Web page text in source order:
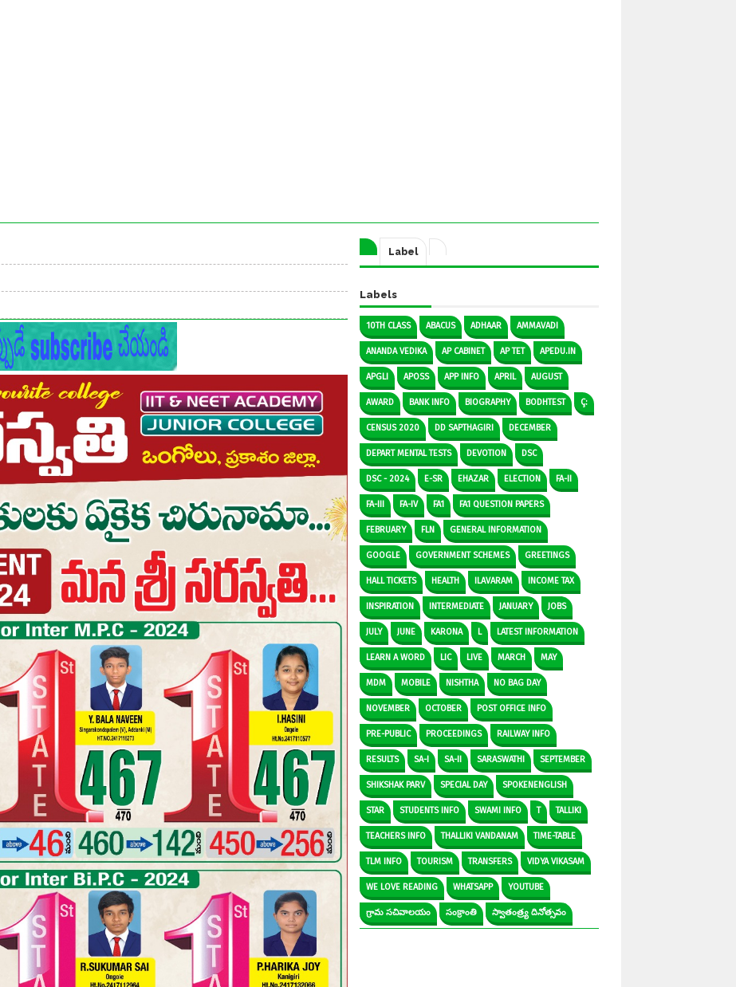
Label
Labels
10TH CLASS ABACUS ADHAAR AMMAVADI
ANANDA VEDIKA AP CABINET AP TET APEDU.IN
APGLI APOSS APP INFO APRIL AUGUST
AWARD BANK INFO BIOGRAPHY BODHTEST Ç:
CENSUS 2020 DD SAPTHAGIRI DECEMBER
DEPART MENTAL TESTS DEVOTION DSC
DSC - 2024 E-SR EHAZAR ELECTION FA-II
FA-III FA-IV FA1 FA1 QUESTION PAPERS
FEBRUARY FLN GENERAL INFORMATION
GOOGLE GOVERNMENT SCHEMES GREETINGS
HALL TICKETS HEALTH ILAVARAM INCOME TAX
INSPIRATION INTERMEDIATE JANUARY JOBS
JULY JUNE KARONA L LATEST INFORMATION
LEARN A WORD LIC LIVE MARCH MAY
MDM MOBILE NISHTHA NO BAG DAY
NOVEMBER OCTOBER POST OFFICE INFO
PRE-PUBLIC PROCEEDINGS RAILWAY INFO
RESULTS SA-I SA-II SARASWATHI SEPTEMBER
SHIKSHAK PARV SPECIAL DAY SPOKENENGLISH
STAR STUDENTS INFO SWAMI INFO T TALLIKI
TEACHERS INFO THALLIKI VANDANAM TIME-TABLE
TLM INFO TOURISM TRANSFERS VIDYA VIKASAM
WE LOVE READING WHATSAPP YOUTUBE
గ్రామ సచివాలయం సంక్రాంతి స్వాతంత్ర్య దినోత్సవం